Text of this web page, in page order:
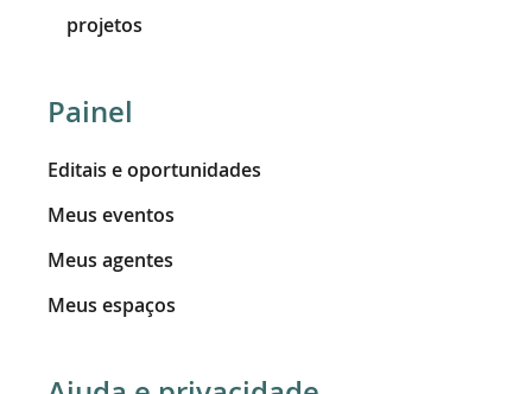
projetos
Painel
Editais e oportunidades
Meus eventos
Meus agentes
Meus espaços